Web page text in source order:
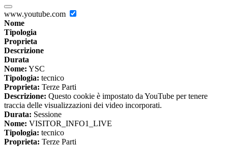
www.youtube.com
Nome
Tipologia
Proprieta
Descrizione
Durata
Nome: YSC
Tipologia: tecnico
Proprieta: Terze Parti
Descrizione: Questo cookie è impostato da YouTube per tenere
traccia delle visualizzazioni dei video incorporati.
Durata: Sessione
Nome: VISITOR_INFO1_LIVE
Tipologia: tecnico
Proprieta: Terze Parti